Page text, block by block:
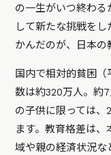
の一生がいつ終わ
して新たな挑戦を
かんだのが、日本の
国内で相対的貧困
数は約320万人。約
の子供に限っては、
ます。教育格差は
域や親の経済状況な